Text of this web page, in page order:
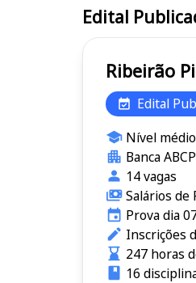
Edital
Edital
Nível
Banca ABCP
14 vagas
Salários de
Prova dia
Inscrições
247 horas
16